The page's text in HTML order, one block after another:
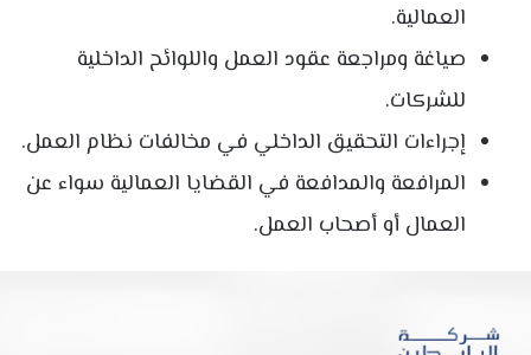
العمالية.
صياغة ومراجعة عقود العمل واللوائح الداخلية
للشركات.
إجراءات التحقيق الداخلي في مخالفات نظام العمل.
المرافعة والمدافعة في القضايا العمالية سواء عن
العمال أو أصحاب العمل.